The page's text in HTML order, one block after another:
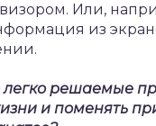
Или,
из
решаемые
и поменять